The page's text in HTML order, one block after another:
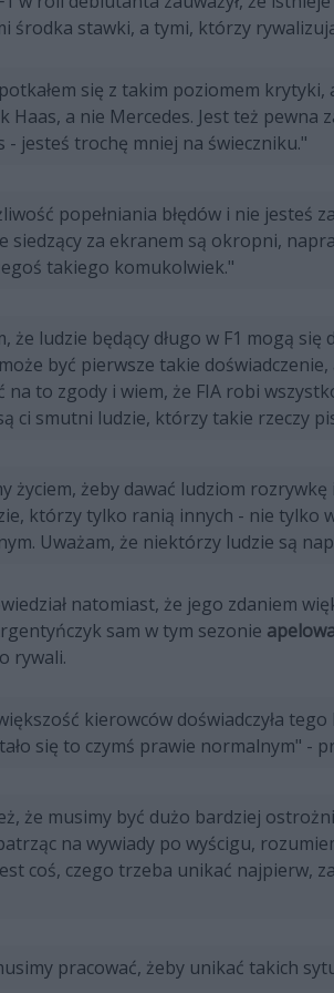
środka stawki, a tymi, którzy rywalizują
się z takim poziomem
Haas, a nie Mercedes. Jest też pewna
- jesteś trochę mniej na świeczniku."
popełniania błędów i nie jesteś
siedzący za ekranem są okropni,
takiego komukolwiek."
że ludzie będący długo w F1 mogą
być pierwsze takie
na to zgody i wiem, że FIA robi
ci smutni ludzie, którzy takie rzeczy
życiem, żeby dawać ludziom
którzy tylko ranią innych - nie tylko
Uważam, że niektórzy ludzie są
natomiast, że jego zdaniem
sam w tym sezonie
rywali.
kierowców doświadczyła
się to czymś prawie normalnym" -
że musimy być dużo bardziej
na wywiady po wyścigu,
coś, czego trzeba unikać najpierw,
pracować, żeby unikać takich